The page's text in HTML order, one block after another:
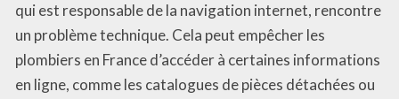
qui est responsable de la navigation internet, rencontre
un problème technique. Cela peut empêcher les
plombiers en France d’accéder à certaines informations
en ligne, comme les catalogues de pièces détachées ou